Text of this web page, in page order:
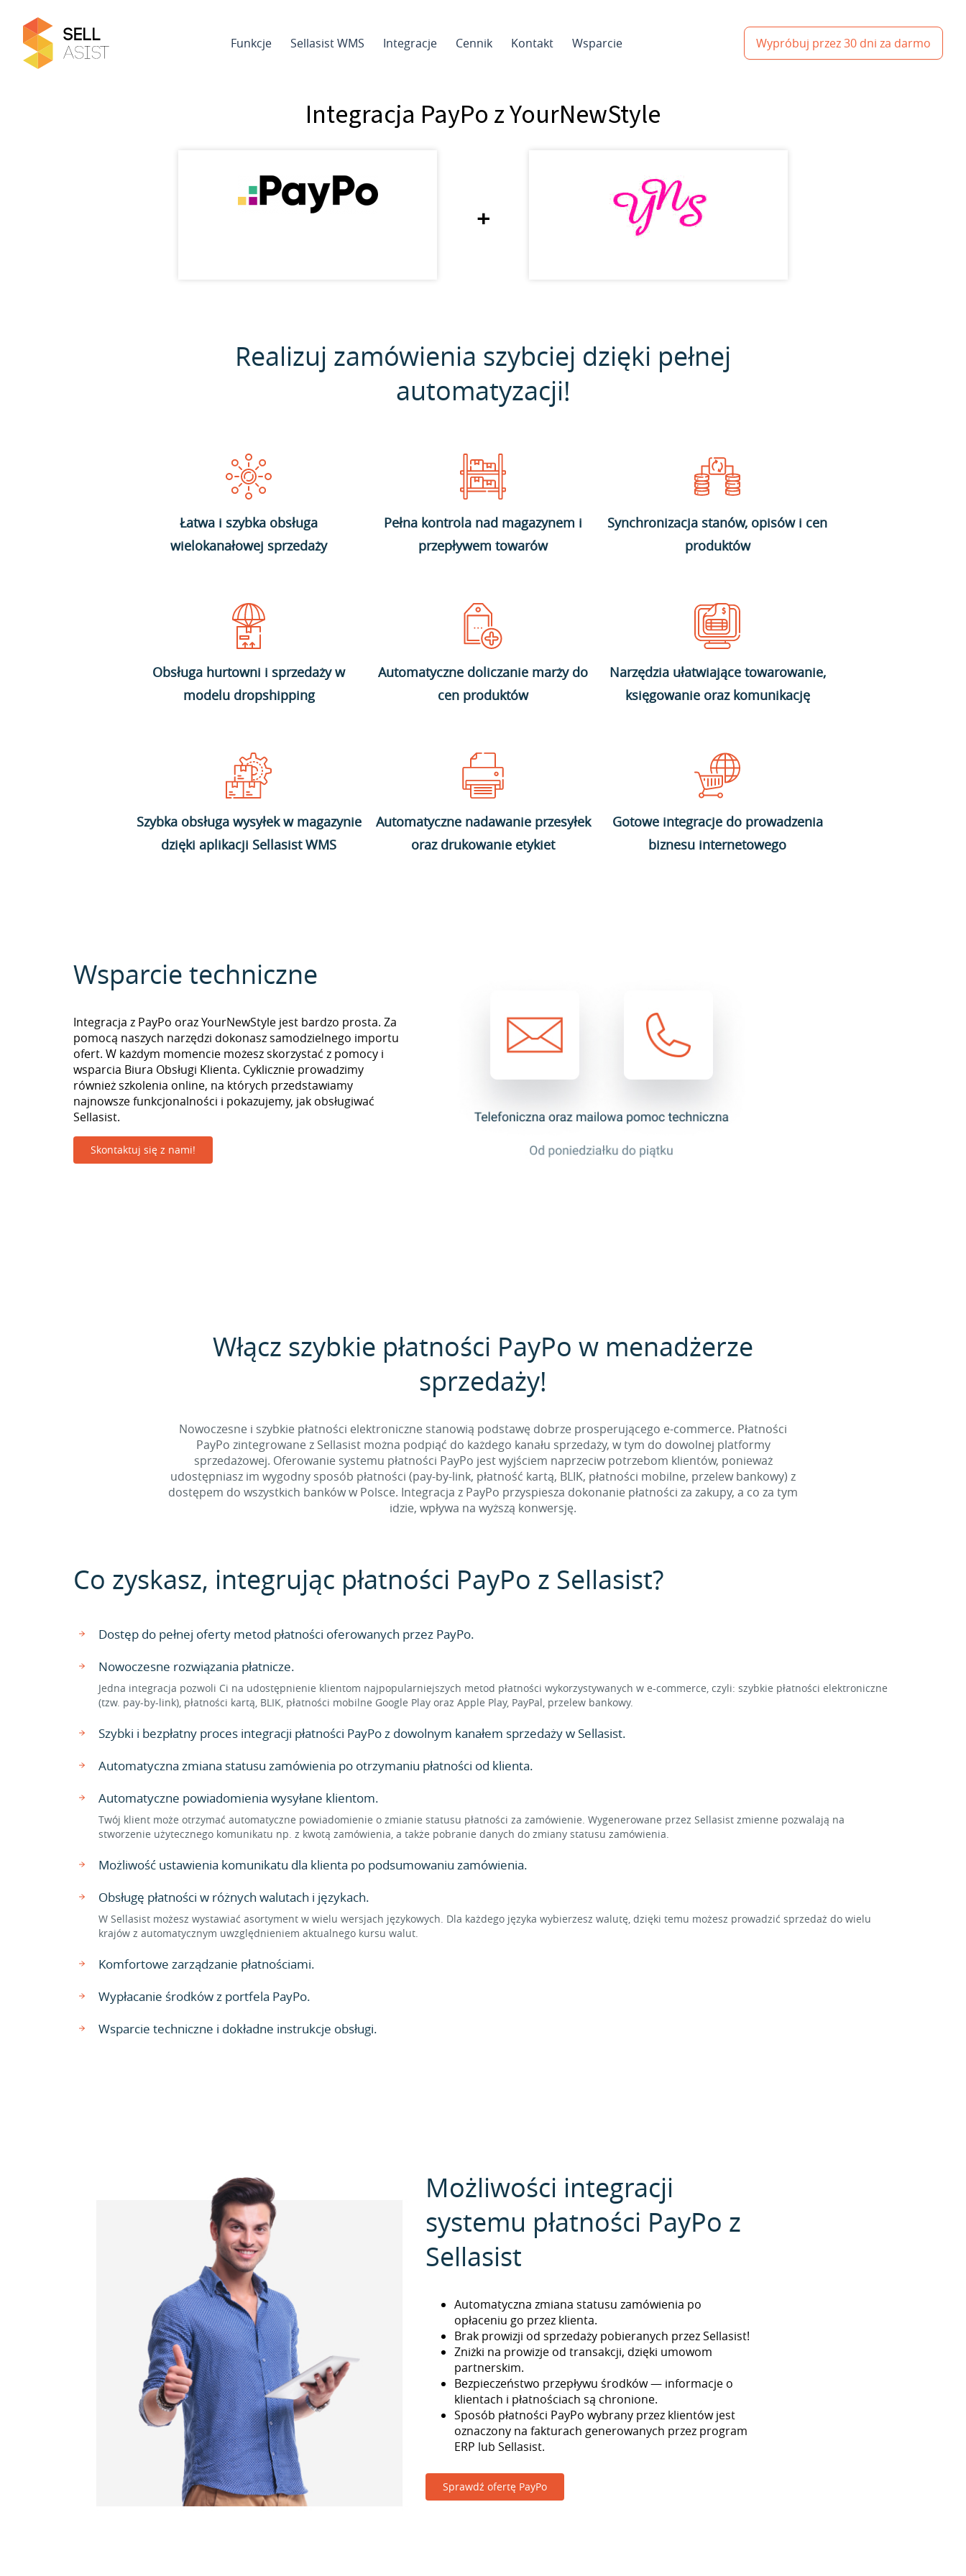
Funkcje Sellasist WMS Integracje Cennik Kontakt Wsparcie Wypróbuj przez 30 dni za darmo
Integracja PayPo z YourNewStyle
+
Realizuj zamówienia szybciej dzięki pełnej
automatyzacji!
Łatwa i szybka obsługa
wielokanałowej sprzedaży
Pełna kontrola nad magazynem i
przepływem towarów
Synchronizacja stanów, opisów i cen
produktów
Obsługa hurtowni i sprzedaży w
modelu dropshipping
Automatyczne doliczanie marży do
cen produktów
Narzędzia ułatwiające towarowanie,
księgowanie oraz komunikację
Szybka obsługa wysyłek w magazynie
dzięki aplikacji Sellasist WMS
Automatyczne nadawanie przesyłek
oraz drukowanie etykiet
Gotowe integracje do prowadzenia
biznesu internetowego
Wsparcie techniczne
Integracja z PayPo oraz YourNewStyle jest bardzo prosta. Za
pomocą naszych narzędzi dokonasz samodzielnego importu
ofert. W każdym momencie możesz skorzystać z pomocy i
wsparcia Biura Obsługi Klienta. Cyklicznie prowadzimy
również szkolenia online, na których przedstawiamy
najnowsze funkcjonalności i pokazujemy, jak obsługiwać
Sellasist.
Skontaktuj się z nami!
Włącz szybkie płatności PayPo w menadżerze
sprzedaży!
Nowoczesne i szybkie płatności elektroniczne stanowią podstawę dobrze prosperującego e-commerce. Płatności
PayPo zintegrowane z Sellasist można podpiąć do każdego kanału sprzedaży, w tym do dowolnej platformy
sprzedażowej. Oferowanie systemu płatności PayPo jest wyjściem naprzeciw potrzebom klientów, ponieważ
udostępniasz im wygodny sposób płatności (pay-by-link, płatność kartą, BLIK, płatności mobilne, przelew bankowy) z
dostępem do wszystkich banków w Polsce. Integracja z PayPo przyspiesza dokonanie płatności za zakupy, a co za tym
idzie, wpływa na wyższą konwersję.
Co zyskasz, integrując płatności PayPo z Sellasist?
Dostęp do pełnej oferty metod płatności oferowanych przez PayPo.
Nowoczesne rozwiązania płatnicze.
Jedna integracja pozwoli Ci na udostępnienie klientom najpopularniejszych metod płatności wykorzystywanych w e-commerce, czyli: szybkie płatności elektroniczne
(tzw. pay-by-link), płatności kartą, BLIK, płatności mobilne Google Play oraz Apple Play, PayPal, przelew bankowy.
Szybki i bezpłatny proces integracji płatności PayPo z dowolnym kanałem sprzedaży w Sellasist.
Automatyczna zmiana statusu zamówienia po otrzymaniu płatności od klienta.
Automatyczne powiadomienia wysyłane klientom.
Twój klient może otrzymać automatyczne powiadomienie o zmianie statusu płatności za zamówienie. Wygenerowane przez Sellasist zmienne pozwalają na
stworzenie użytecznego komunikatu np. z kwotą zamówienia, a także pobranie danych do zmiany statusu zamówienia.
Możliwość ustawienia komunikatu dla klienta po podsumowaniu zamówienia.
Obsługę płatności w różnych walutach i językach.
W Sellasist możesz wystawiać asortyment w wielu wersjach językowych. Dla każdego języka wybierzesz walutę, dzięki temu możesz prowadzić sprzedaż do wielu
krajów z automatycznym uwzględnieniem aktualnego kursu walut.
Komfortowe zarządzanie płatnościami.
Wypłacanie środków z portfela PayPo.
Wsparcie techniczne i dokładne instrukcje obsługi.
Możliwości integracji
systemu płatności PayPo z
Sellasist
Automatyczna zmiana statusu zamówienia po
opłaceniu go przez klienta.
Brak prowizji od sprzedaży pobieranych przez Sellasist!
Zniżki na prowizje od transakcji, dzięki umowom
partnerskim.
Bezpieczeństwo przepływu środków — informacje o
klientach i płatnościach są chronione.
Sposób płatności PayPo wybrany przez klientów jest
oznaczony na fakturach generowanych przez program
ERP lub Sellasist.
Sprawdź ofertę PayPo